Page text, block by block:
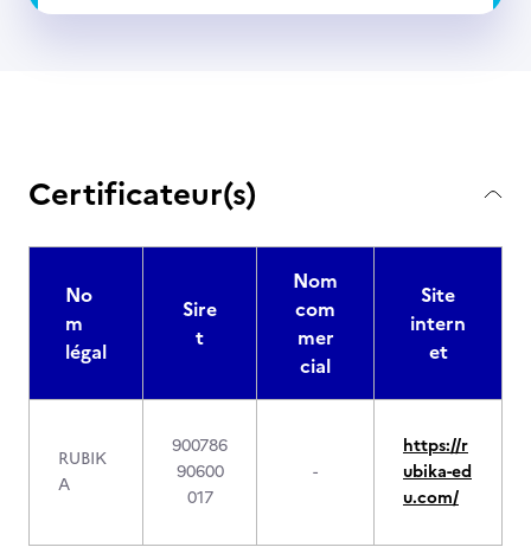
Certificateur(s)
No
m
légal
Sire
t
Nom
com
mer
cial
Site
intern
et
RUBIK
A
900786
90600
017
-
https://r
ubika-ed
u.com/